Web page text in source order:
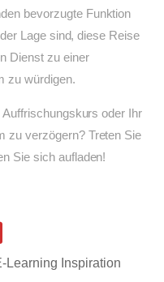
bevorzugte Funktion
Lage sind, diese Reise
Dienst zu einer
zu würdigen.
oder Ihr
zu verzögern? Treten Sie
Sie sich aufladen!
Learning Inspiration